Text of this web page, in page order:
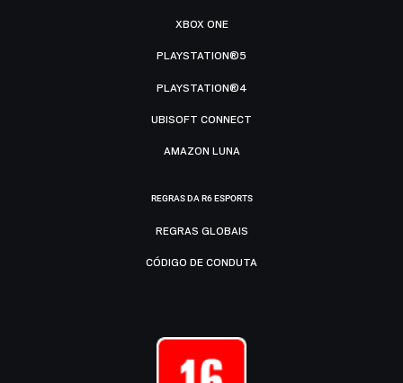
XBOX ONE
PLAYSTATION®5
PLAYSTATION®4
UBISOFT CONNECT
AMAZON LUNA
REGRAS DA R6 ESPORTS
REGRAS GLOBAIS
CÓDIGO DE CONDUTA